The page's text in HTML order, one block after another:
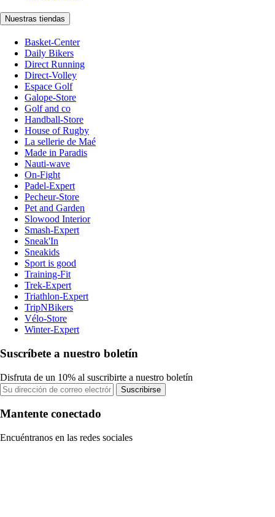
Nuestras tiendas
Basket-Center
Daily Bikers
Direct Running
Direct-Volley
Espace Golf
Galope-Store
Golf and co
Handball-Store
House of Rugby
La sellerie de Maé
Made in Paradis
Nauti-wave
On-Fight
Padel-Expert
Pecheur-Store
Pet and Garden
Slowood Interior
Smash-Expert
Sneak'In
Sneakids
Sport is good
Training-Fit
Trek-Expert
Triathlon-Expert
TripNBikers
Vélo-Store
Winter-Expert
Suscríbete a nuestro boletín
Disfruta de un 10% al suscribirte a nuestro boletín
Suscribirse
Mantente conectado
Encuéntranos en las redes sociales